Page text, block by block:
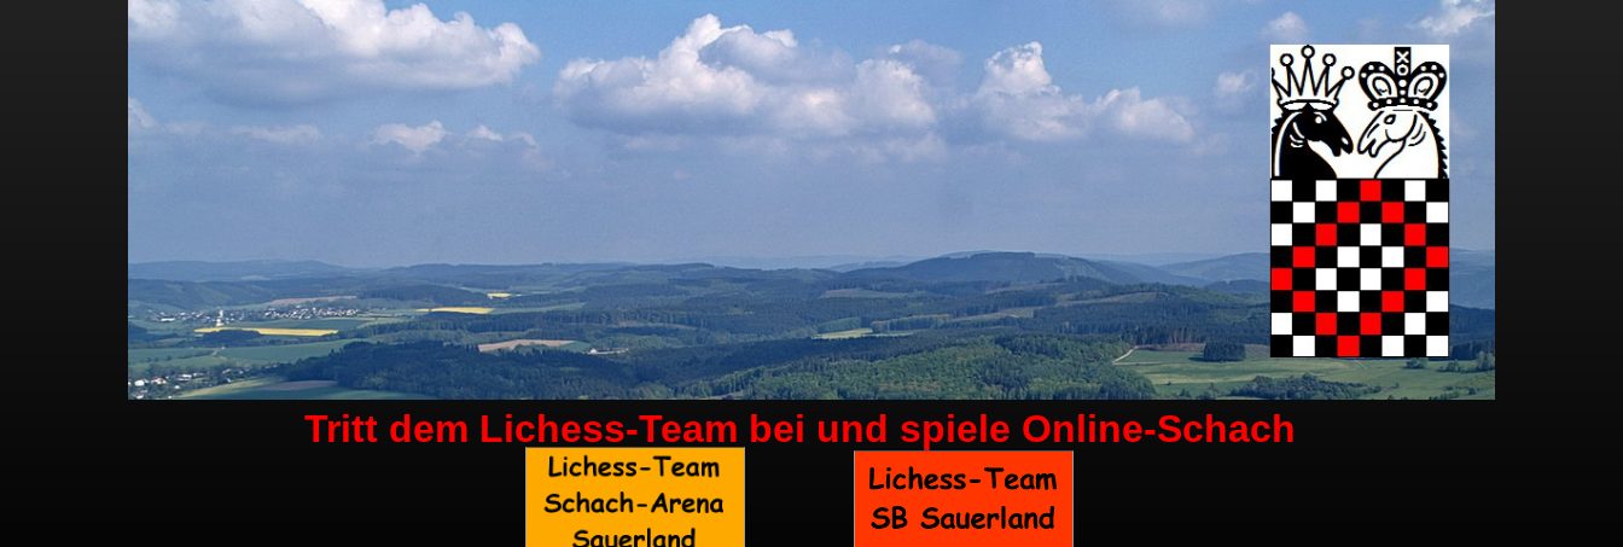
Tritt dem Lichess-Team bei und spiele Online-Schach